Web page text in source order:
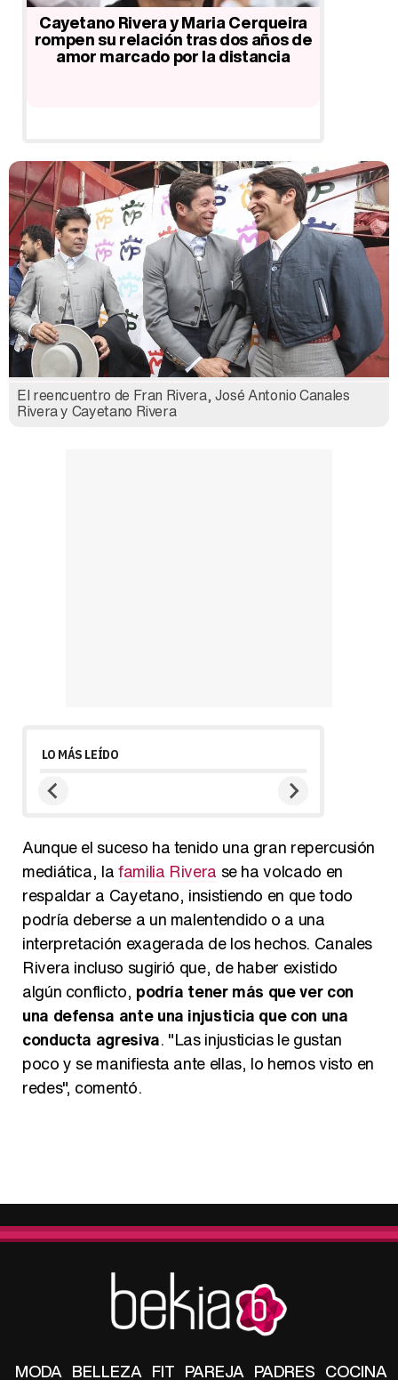
Cayetano Rivera y Maria Cerqueira
rompen su relación tras dos años de
amor marcado por la distancia
El reencuentro de Fran Rivera, José Antonio Canales
Rivera y Cayetano Rivera
LO MÁS LEÍDO
Aunque el suceso ha tenido una gran repercusión
mediática, lafamilia Rivera se ha volcado en
respaldar a Cayetano, insistiendo en que todo
podría deberse a un malentendido o a una
interpretación exagerada de los hechos. Canales
Rivera incluso sugirió que, de haber existido
algún conflicto, podría tener más que ver con
una defensa ante una injusticia que con una
conducta agresiva. "Las injusticias le gustan
poco y se manifiesta ante ellas, lo hemos visto en
redes", comentó.
MODA BELLEZA FIT PAREJA PADRES COCINA